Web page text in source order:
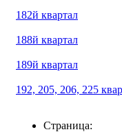
182й квартал
188й квартал
189й квартал
192, 205, 206, 225
Страница: